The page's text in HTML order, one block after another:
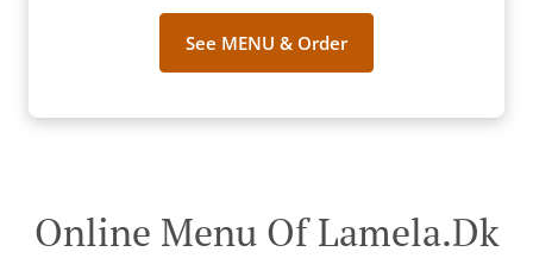
See MENU & Order
Online Menu Of Lamela.dk